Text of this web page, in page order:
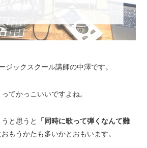
ジックスクール講師の中澤です。
ってかっこいいですよね。
と思うと
「同時に歌って弾くなんて難
もうかたも多いかとおもいます。